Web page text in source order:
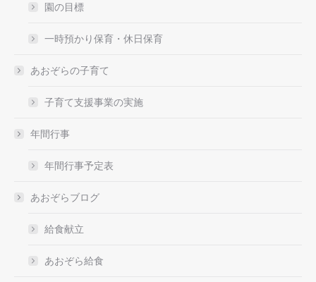
園の目標
一時預かり保育・休日保育
あおぞらの子育て
子育て支援事業の実施
年間行事
年間行事予定表
あおぞらブログ
給食献立
あおぞら給食